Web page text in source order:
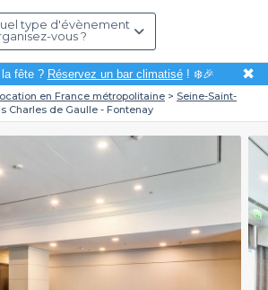
type d'évènement
vous ?
fête ? Réservez un bar climatisé! ❄️🎉 ✖
en France métropolitaine
Seine-Saint-
Charles de Gaulle - Fontenay